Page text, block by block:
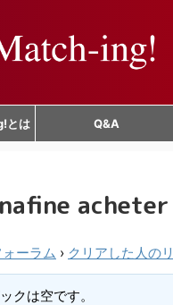
とは Q&A
ォーラム › クリアした人の
クは空です。